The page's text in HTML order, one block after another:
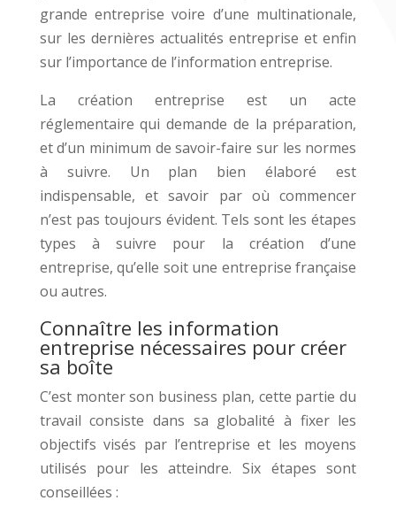
grande entreprise voire d’une multinationale,
sur les dernières actualités entreprise et enfin
sur l’importance de l’information entreprise.
La création entreprise est un acte
réglementaire qui demande de la préparation,
et d’un minimum de savoir-faire sur les normes
à suivre. Un plan bien élaboré est
indispensable, et savoir par où commencer
n’est pas toujours évident. Tels sont les étapes
types à suivre pour la création d’une
entreprise, qu’elle soit une entreprise française
ou autres.
Connaître les information
entreprise nécessaires pour créer
sa boîte
C’est monter son business plan, cette partie du
travail consiste dans sa globalité à fixer les
objectifs visés par l’entreprise et les moyens
utilisés pour les atteindre. Six étapes sont
conseillées :